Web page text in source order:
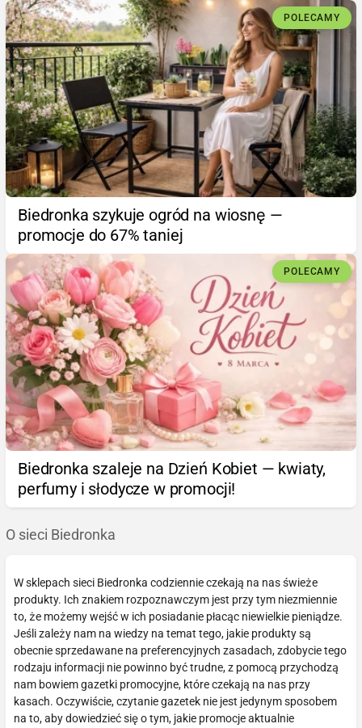
POLECAMY
Biedronka szykuje ogród na wiosnę —
promocje do 67% taniej
POLECAMY
Biedronka szaleje na Dzień Kobiet — kwiaty,
perfumy i słodycze w promocji!
O sieci Biedronka
W sklepach sieci Biedronka codziennie czekają na nas świeże
produkty. Ich znakiem rozpoznawczym jest przy tym niezmiennie
to, że możemy wejść w ich posiadanie płacąc niewielkie pieniądze.
Jeśli zależy nam na wiedzy na temat tego, jakie produkty są
obecnie sprzedawane na preferencyjnych zasadach, zdobycie tego
rodzaju informacji nie powinno być trudne, z pomocą przychodzą
nam bowiem gazetki promocyjne, które czekają na nas przy
kasach. Oczywiście, czytanie gazetek nie jest jedynym sposobem
na to, aby dowiedzieć się o tym, jakie promocje aktualnie